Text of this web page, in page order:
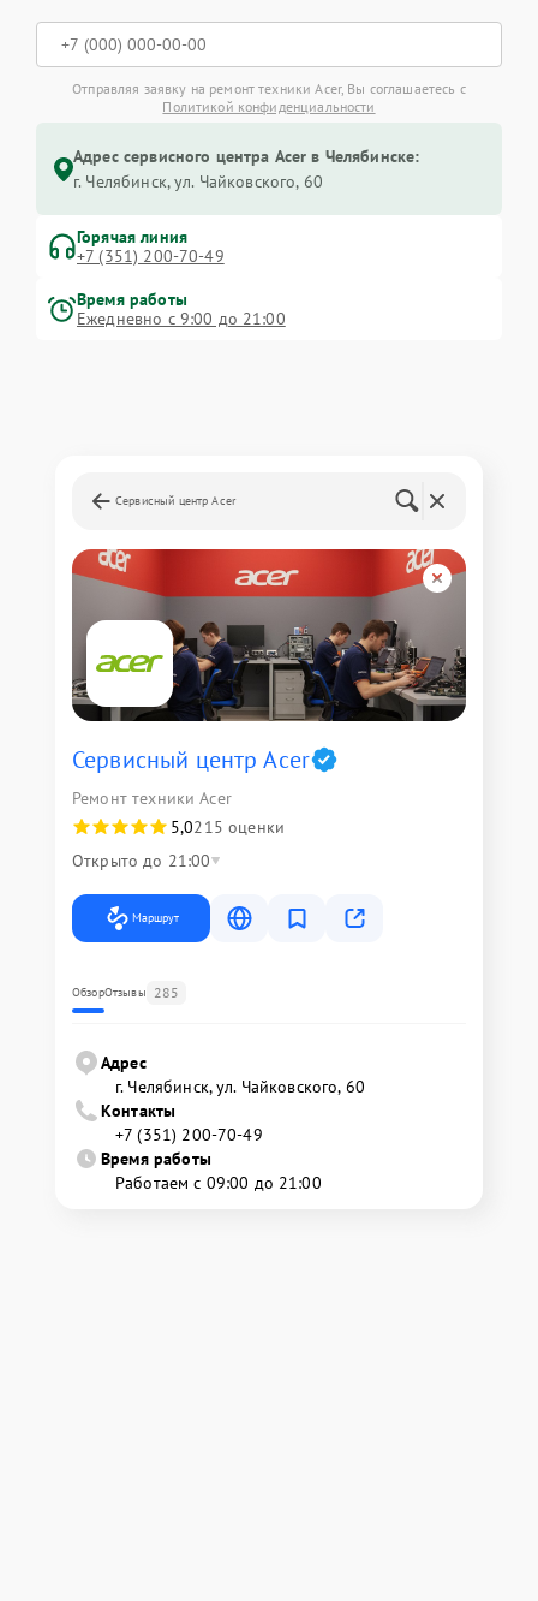
Отправляя заявку на ремонт техники Acer, Вы соглашаетесь с
Политикой конфиденциальности
Адрес сервисного центра Acer в Челябинске:
г. Челябинск, ул. Чайковского, 60
Горячая линия
+7 (351) 200-70-49
Время работы
Ежедневно с 9:00 до 21:00
Сервисный центр Acer
Сервисный центр Acer
Ремонт техники Acer
5,0215 оценки
Открыто до 21:00
Маршрут
ОбзорОтзывы 285
Адрес
г. Челябинск, ул. Чайковского, 60
Контакты
+7 (351) 200-70-49
Время работы
Работаем с 09:00 до 21:00